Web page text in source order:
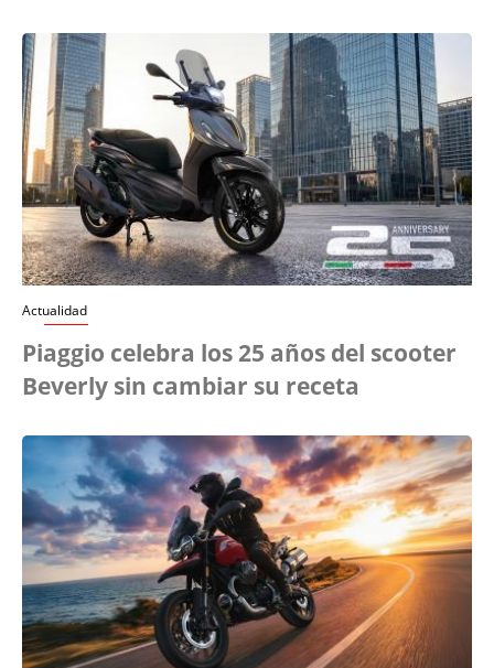
Actualidad
Piaggio celebra los 25 años del scooter
Beverly sin cambiar su receta